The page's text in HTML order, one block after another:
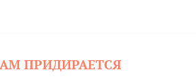
ПРИДИРАЕТСЯ